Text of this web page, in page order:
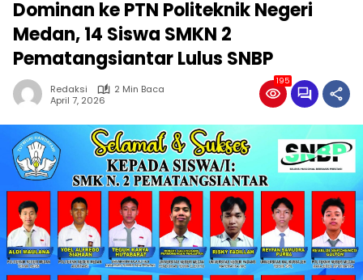
Dominan ke PTN Politeknik Negeri
Medan, 14 Siswa SMKN 2
Pematangsiantar Lulus SNBP
Redaksi
2 Min Baca
April 7, 2026
195